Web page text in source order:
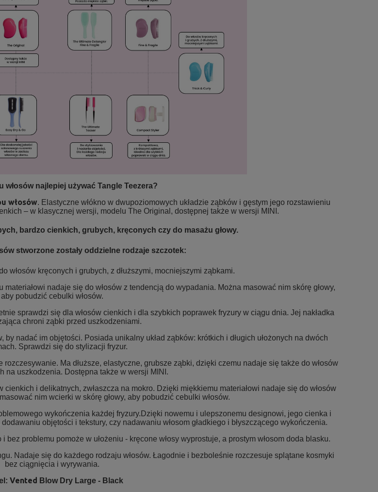
włosów najlepiej używać Tangle Teezera?
włosów. Elastyczne włókno w dwupoziomowych układzie ząbków i gęstym jego rozstawieniu
– w klasycznej wersji, modelu The Original, dostępnej także w wersji MINI.
bardzo cienkich, grubych, kręconych czy do masażu głowy.
stworzone zostały oddzielne rodzaje szczotek:
włosów kręconych i grubych, z dłuższymi, mocniejszymi ząbkami.
nadaje się do włosów z tendencją do wypadania. Można masować nim skórę głowy,
aby pobudzić cebulki włosów.
sprawdzi się dla włosów cienkich i dla szybkich poprawek fryzury w ciągu dnia. Jej nakładka
chroni ząbki przed uszkodzeniami.
by nadać im objętości. Posiada unikalny układ ząbków: krótkich i długich ułożonych na dwóch
Sprawdzi się do stylizacji fryzur.
rozczesywanie. Ma dłuższe, elastyczne, grubsze ząbki, dzięki czemu nadaje się także do włosów
na uszkodzenia. Dostępna także w wersji MINI.
cienkich i delikatnych, zwłaszcza na mokro. Dzięki miękkiemu materiałowi nadaje się do włosów
nim wcierki w skórę głowy, aby pobudzić cebulki włosów.
wykończenia każdej fryzury.Dzięki nowemu i ulepszonemu designowi, jego cienka i
objętości i tekstury, czy nadawaniu włosom gładkiego i błyszczącego wykończenia.
problemu pomoże w ułożeniu - kręcone włosy wyprostuje, a prostym włosom doda blasku.
Nadaje się do każdego rodzaju włosów. Łagodnie i bezboleśnie rozczesuje splątane kosmyki
bez ciągnięcia i wyrywania.
Vented Blow Dry Large - Black